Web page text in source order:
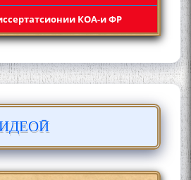
КОА-и ФР
Шарифзода
Раҳимӣ